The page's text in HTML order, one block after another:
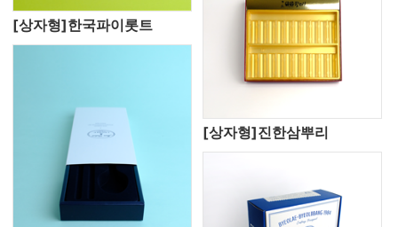
[상자형]한국파이롯트
[상자형]진한삼뿌리